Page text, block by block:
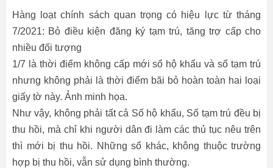
Hàng loạt chính sách quan trọng có hiệu lực từ tháng
7/2021: Bỏ điều kiện đăng ký tạm trú, tăng trợ cấp cho
nhiều đối tượng
1/7 là thời điểm không cấp mới sổ hộ khẩu và sổ tạm trú
nhưng không phải là thời điểm bãi bỏ hoàn toàn hai loại
giấy tờ này. Ảnh minh họa.
Như vậy, không phải tất cả Sổ hộ khẩu, Sổ tạm trú đều bị
thu hồi, mà chỉ khi người dân đi làm các thủ tục nêu trên
thì mới bị thu hồi. Những sổ khác, không thuộc trường
hợp bị thu hồi, vẫn sử dụng bình thường.